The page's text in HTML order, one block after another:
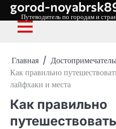
Перейти
содержимому
gorod-
Путеводитель по городам и
Главная
Как правильно
лайфхаки и места
Как правильно